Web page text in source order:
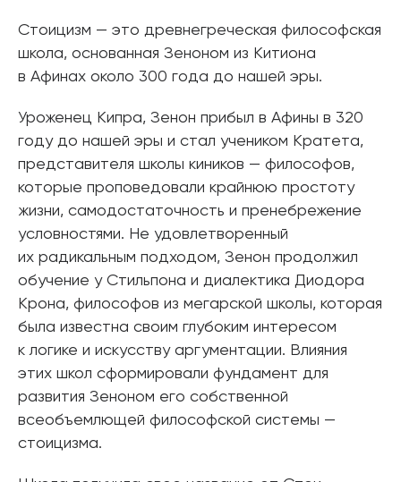
Стоицизм — это древнегреческая философская
школа, основанная Зеноном из Китиона
в Афинах около 300 года до нашей эры.
Уроженец Кипра, Зенон прибыл в Афины в 320
году до нашей эры и стал учеником Кратета,
представителя школы киников — философов,
которые проповедовали крайнюю простоту
жизни, самодостаточность и пренебрежение
условностями. Не удовлетворенный
их радикальным подходом, Зенон продолжил
обучение у Стильпона и диалектика Диодора
Крона, философов из мегарской школы, которая
была известна своим глубоким интересом
к логике и искусству аргументации. Влияния
этих школ сформировали фундамент для
развития Зеноном его собственной
всеобъемлющей философской системы —
стоицизма.